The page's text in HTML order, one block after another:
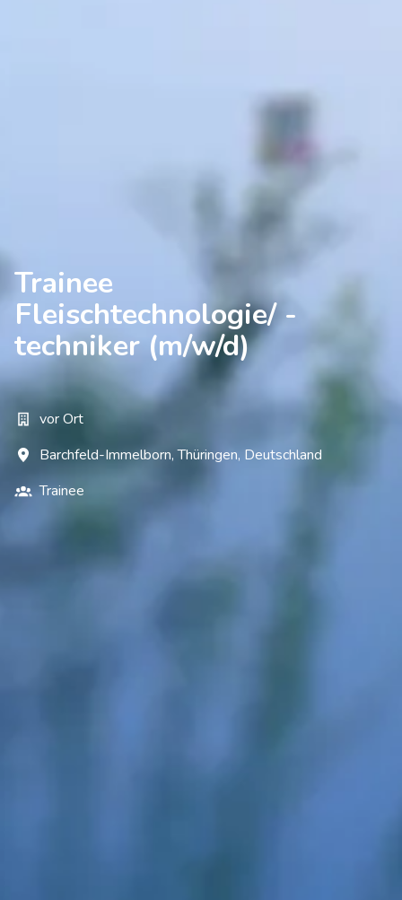
Trainee
Fleischtechnologie/ -
techniker (m/w/d)
vor Ort
Barchfeld-Immelborn, Thüringen, Deutschland
Trainee